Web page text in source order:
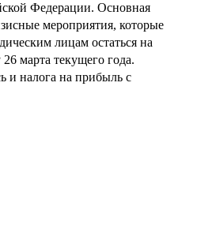
Федерации. Основная
мероприятия, которые
лицам остаться на
марта текущего года.
и налога на прибыль с